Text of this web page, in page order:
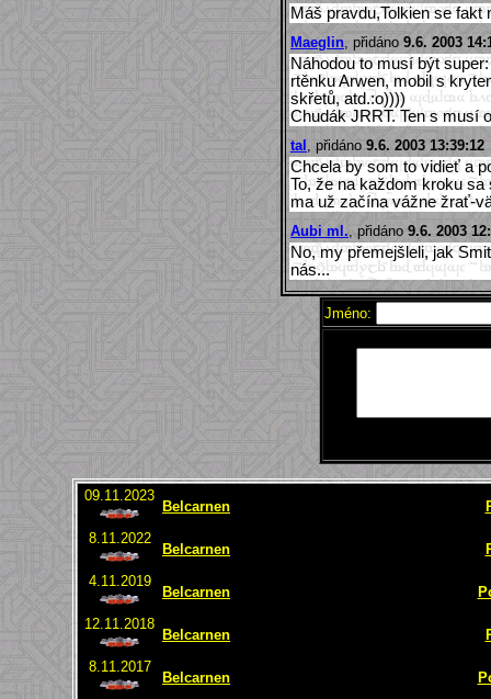
Máš pravdu,Tolkien se
Maeglin , přidáno 9.6. 2003
Náhodou to musí být
rtěnku Arwen, mobil s
skřetů, atd.:o))))
Chudák JRRT. Ten s musí
tal , přidáno 9.6. 2003 13:39:12
Chcela by som to vidieť a
To, že na každom kroku
ma už začína vážne žrať-
Aubi ml. , přidáno 9.6. 2003
No, my přemejšleli, jak
nás...
Jméno:
09.11.2023
Belcarnen
8.11.2022
Belcarnen
4.11.2019
Belcarnen
12.11.2018
Belcarnen
8.11.2017
Belcarnen